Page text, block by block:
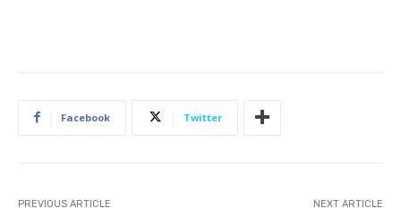
Facebook Twitter
PREVIOUS ARTICLE NEXT ARTICLE